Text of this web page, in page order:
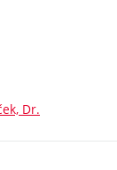
Dr.